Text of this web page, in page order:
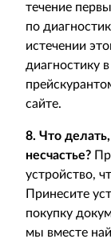
течение
по
истечении
диагностику
сайте.
8. Что
несчастье?
устройство,
Принесите
покупку
мы вместе